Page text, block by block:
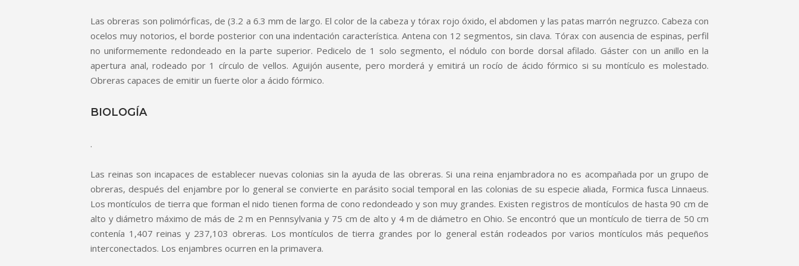
Las obreras son polimórficas, de (3.2 a 6.3 mm de largo. El color de la cabeza y tórax rojo óxido, el abdomen y las patas marrón negruzco. Cabeza con
ocelos muy notorios, el borde posterior con una indentación característica. Antena con 12 segmentos, sin clava. Tórax con ausencia de espinas, perfil
no uniformemente redondeado en la parte superior. Pedicelo de 1 solo segmento, el nódulo con borde dorsal afilado. Gáster con un anillo en la
apertura anal, rodeado por 1 círculo de vellos. Aguijón ausente, pero morderá y emitirá un rocío de ácido fórmico si su montículo es molestado.
Obreras capaces de emitir un fuerte olor a ácido fórmico.
BIOLOGÍA
.
Las reinas son incapaces de establecer nuevas colonias sin la ayuda de las obreras. Si una reina enjambradora no es acompañada por un grupo de
obreras, después del enjambre por lo general se convierte en parásito social temporal en las colonias de su especie aliada, Formica fusca Linnaeus.
Los montículos de tierra que forman el nido tienen forma de cono redondeado y son muy grandes. Existen registros de montículos de hasta 90 cm de
alto y diámetro máximo de más de 2 m en Pennsylvania y 75 cm de alto y 4 m de diámetro en Ohio. Se encontró que un montículo de tierra de 50 cm
contenía 1,407 reinas y 237,103 obreras. Los montículos de tierra grandes por lo general están rodeados por varios montículos más pequeños
interconectados. Los enjambres ocurren en la primavera.